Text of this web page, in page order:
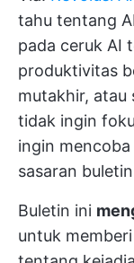
tahu tentang
pada ceruk AI
produktivitas
mutakhir, atau
tidak ingin
ingin
sasaran
Buletin ini
untuk